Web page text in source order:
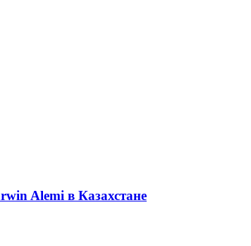
Alemi в Казахстане